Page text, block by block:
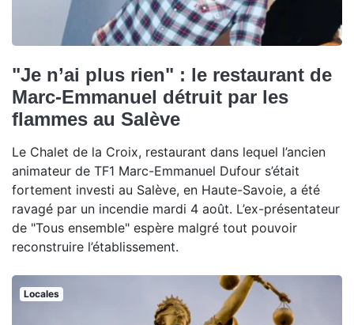
"Je n’ai plus rien" : le restaurant de
Marc-Emmanuel détruit par les
flammes au Salève
Le Chalet de la Croix, restaurant dans lequel l’ancien
animateur de TF1 Marc-Emmanuel Dufour s’était
fortement investi au Salève, en Haute-Savoie, a été
ravagé par un incendie mardi 4 août. L’ex-présentateur
de "Tous ensemble" espère malgré tout pouvoir
reconstruire l’établissement.
Locales